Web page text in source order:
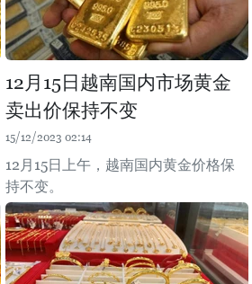
12月15日越南国内市场黄金
卖出价保持不变
15/12/2023 02:14
12月15日上午，越南国内黄金价格保
持不变。